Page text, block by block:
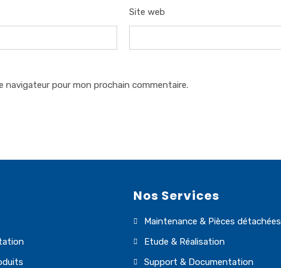
Site web
pour mon prochain commentaire.
Nos Services
Maintenance & Pièces détachées
Etude & Réalisation
Support & Documentation